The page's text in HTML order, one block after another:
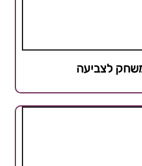
משחק לצביעה